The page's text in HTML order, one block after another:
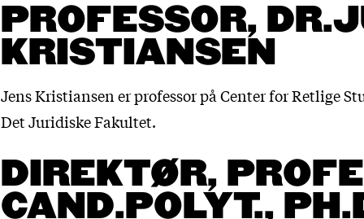
PROFESSOR,
KRISTIANSEN
Jens Kristiansen er professor på Center for Retlige
Det Juridiske Fakultet.
DIREKTØR,
CAND.POLYT.,